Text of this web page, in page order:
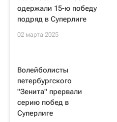
одержали 15-ю победу
подряд в Суперлиге
02 марта 2025
Волейболисты
петербургского
"Зенита" прервали
серию побед в
Суперлиге